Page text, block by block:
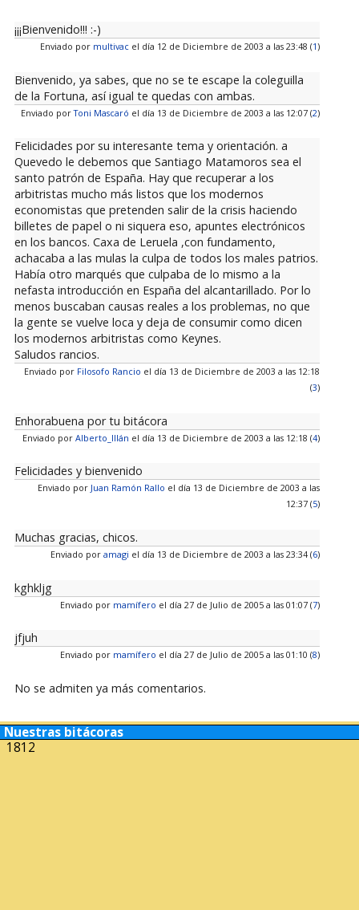
¡¡¡Bienvenido!!! :-)
Enviado por multivacel día 12 de Diciembre de 2003 a las 23:48 (1)
Bienvenido, ya sabes, que no se te escape la coleguilla
de la Fortuna, así igual te quedas con ambas.
Enviado porToni Mascaró el día 13 de Diciembre de 2003 a las 12:07 (2)
Felicidades por su interesante tema y orientación. a
Quevedo le debemos que Santiago Matamoros sea el
santo patrón de España. Hay que recuperar a los
arbitristas mucho más listos que los modernos
economistas que pretenden salir de la crisis haciendo
billetes de papel o ni siquera eso, apuntes electrónicos
en los bancos. Caxa de Leruela ,con fundamento,
achacaba a las mulas la culpa de todos los males patrios.
Había otro marqués que culpaba de lo mismo a la
nefasta introducción en España del alcantarillado. Por lo
menos buscaban causas reales a los problemas, no que
la gente se vuelve loca y deja de consumir como dicen
los modernos arbitristas como Keynes.
Saludos rancios.
Enviado por Filosofo Rancio el día 13 de Diciembre de 2003 a las 12:18
(3)
Enhorabuena por tu bitácora
Enviado por Alberto_Illán el día 13 de Diciembre de 2003 a las 12:18 (4)
Felicidades y bienvenido
Enviado por Juan Ramón Rallo el día 13 de Diciembre de 2003 a las
12:37 (5)
Muchas gracias, chicos.
Enviado por amagi el día 13 de Diciembre de 2003 a las 23:34 (6)
kghkljg
Enviado por mamífero el día 27 de Julio de 2005 a las 01:07 (7)
jfjuh
Enviado por mamífero el día 27 de Julio de 2005 a las 01:10 (8)
No se admiten ya más comentarios.
Nuestras bitácoras
1812